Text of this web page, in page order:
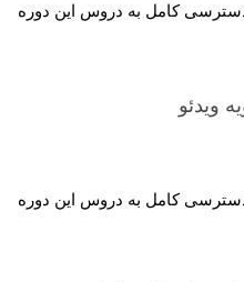
کامل به دروس این دوره
ویدئو
کامل به دروس این دوره